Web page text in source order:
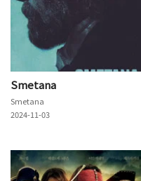
Smetana
Smetana
2024-11-03